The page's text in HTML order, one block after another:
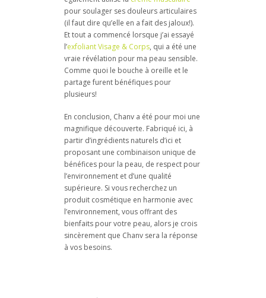
pour soulager ses douleurs articulaires
(il faut dire qu’elle en a fait des jaloux!).
Et tout a commencé lorsque j’ai essayé
l’exfoliant Visage & Corps, qui a été une
vraie révélation pour ma peau sensible.
Comme quoi le bouche à oreille et le
partage furent bénéfiques pour
plusieurs!
En conclusion, Chanv a été pour moi une
magnifique découverte. Fabriqué ici, à
partir d’ingrédients naturels d’ici et
proposant une combinaison unique de
bénéfices pour la peau, de respect pour
l’environnement et d’une qualité
supérieure. Si vous recherchez un
produit cosmétique en harmonie avec
l’environnement, vous offrant des
bienfaits pour votre peau, alors je crois
sincèrement que Chanv sera la réponse
à vos besoins.